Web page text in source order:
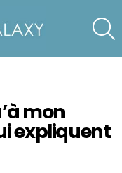
mon
expliquent